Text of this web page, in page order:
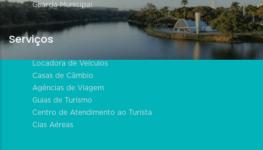
Guarda Municipal
Serviços
Locadora de Veículos
Casas de Câmbio
Agências de Viagem
Guias de Turismo
Centro de Atendimento ao Turista
Cias Aéreas